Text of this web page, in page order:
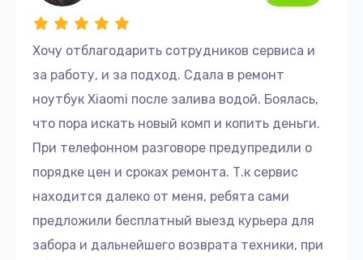
Хочу отблагодарить сотрудников сервиса и
за работу, и за подход. Сдала в ремонт
ноутбук Xiaomi после залива водой. Боялась,
что пора искать новый комп и копить деньги.
При телефонном разговоре предупредили о
порядке цен и сроках ремонта. Т.к сервис
находится далеко от меня, ребята сами
предложили бесплатный выезд курьера для
забора и дальнейшего возврата техники, при